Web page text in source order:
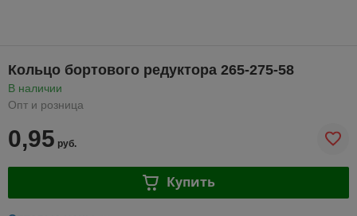
Кольцо бортового редуктора 265-275-58
В наличии
Опт и розница
0,95 руб.
Купить